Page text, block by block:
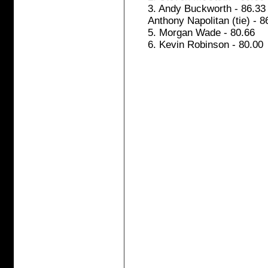
3. Andy Buckworth - 86.33
Anthony Napolitan (tie) -
5. Morgan Wade - 80.66
6. Kevin Robinson - 80.00